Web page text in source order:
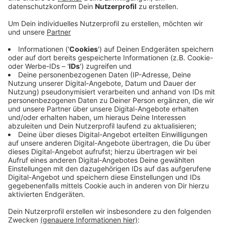
Demnach waren es rund zweitausend Tonnen mehr als
im Vorjahr; insgesamt über 64 Tausend Tonnen. Pro
Person fielen im Schnitt knapp zweihundert Kilogramm
Rest und Sperrmüll zusammen an. Das liege noch unter
dem Landesdurchschnitt, doch die Müllvermeidung
bleibe ein Ziel, so die KKA. Beim Bioabfall blieb die
Menge stabil, enthält aber weiterhin zu viele
Störstoffe wie Plastik. Weniger gesammelt wurde
Papier und Karton. Leicht zugenommen haben Altglas,
Verpackungen und Elektrogeräte. Die Abfallwirtschaft
ruft dazu auf, besser zu trennen und Müll zu
vermeiden.
Hier gibt es weitere Informationen!
Anzeige